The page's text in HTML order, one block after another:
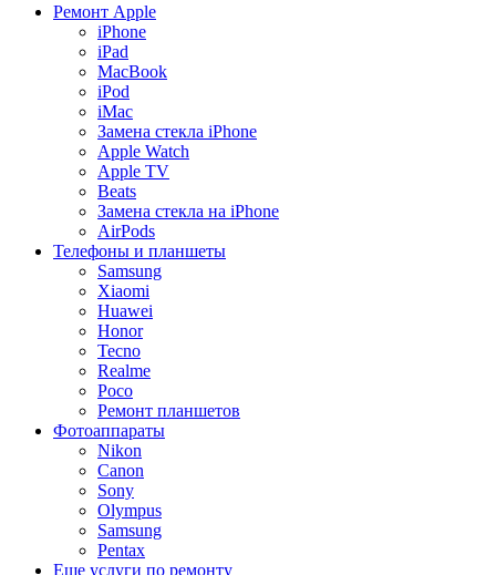
Ремонт Apple
iPhone
iPad
MacBook
iPod
iMac
Замена стекла iPhone
Apple Watch
Apple TV
Beats
Замена стекла на iPhone
AirPods
Телефоны и планшеты
Samsung
Xiaomi
Huawei
Honor
Tecno
Realme
Poco
Ремонт планшетов
Фотоаппараты
Nikon
Canon
Sony
Olympus
Samsung
Pentax
Еще услуги по ремонту